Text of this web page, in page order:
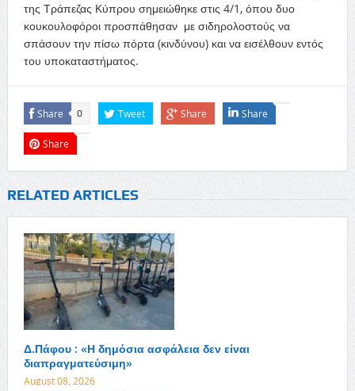
της Τράπεζας Κύπρου σημειώθηκε στις 4/1, όπου δυο
κουκουλοφόροι προσπάθησαν με σιδηρολοστούς να
σπάσουν την πίσω πόρτα (κινδύνου) και να εισέλθουν εντός
του υποκαταστήματος.
Share 0 Tweet Share Share
Share
RELATED ARTICLES
Δ.Πάφου : «Η δημόσια ασφάλεια δεν είναι
διαπραγματεύσιμη»
August 08, 2026